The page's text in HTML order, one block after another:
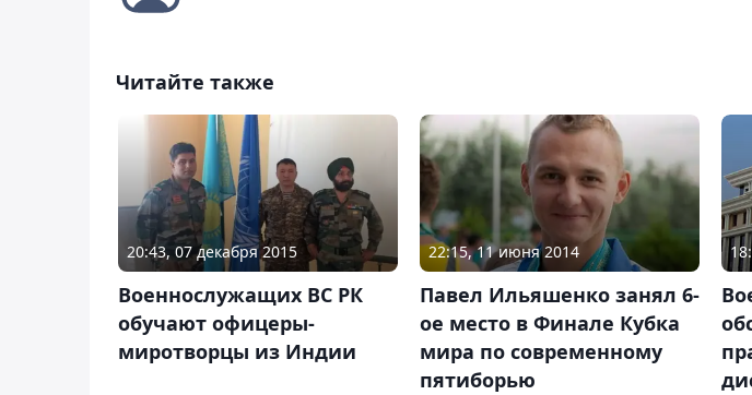
Читайте также
20:43, 07 декабря 2015
Военнослужащих ВС РК
обучают офицеры-
миротворцы из Индии
22:15, 11 июня 2014
Павел Ильяшенко занял 6-
ое место в Финале Кубка
мира по современному
пятиборью